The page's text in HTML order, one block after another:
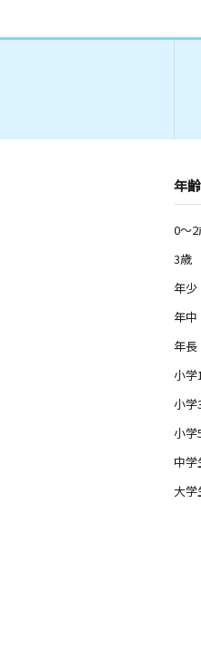
年
0～
3歳
年少
年中
年長
小学
小学
小学
中学
大学